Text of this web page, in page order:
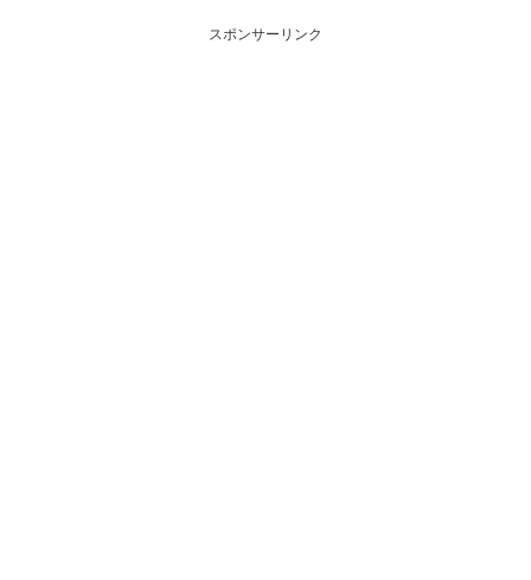
喚起・申込停止)など、空売り関
連情報を集計し、図解でわかり
喚起・申込停止)など、空売り関
連情報を集計し、図解でわかり
スポンサーリンク